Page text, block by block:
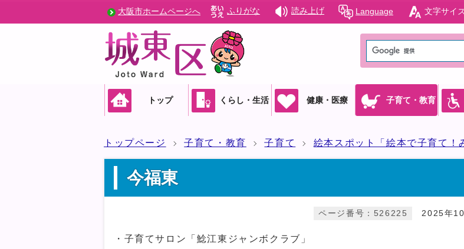
大阪市ホームページへ ふりがな 読み上げ Language 文字サイ
トップ くらし・生活 健康・医療 子育て・教育
トップページ 子育て・教育 子育て 絵本スポット「絵本で子育て！
今福東
2025年
ページ番号：526225
・子育てサロン「鯰江東ジャンボクラブ」